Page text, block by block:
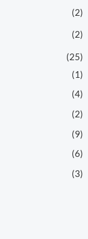
(2)
(2)
(25)
(1)
(4)
(2)
(9)
(6)
(3)